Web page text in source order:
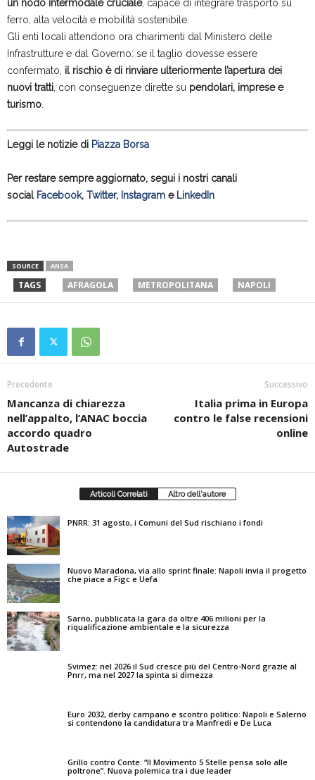
un nodo intermodale cruciale, capace di integrare trasporto su
ferro, alta velocità e mobilità sostenibile.
Gli enti locali attendono ora chiarimenti dal Ministero delle
Infrastrutture e dal Governo: se il taglio dovesse essere
confermato, il rischio è di rinviare ulteriormente l’apertura dei
nuovi tratti , con conseguenze dirette su pendolari, imprese e
turismo
Leggi le notizie di Piazza Borsa
Per restare sempre aggiornato, segui i nostri canali
social Facebook, Twitter, Instagram e LinkedIn
SOURCE ANSA
TAGS AFRAGOLA METROPOLITANA NAPOLI
Precedente
Mancanza di chiarezza
nell’appalto, l’ANAC boccia
accordo quadro
Autostrade
Successivo
Italia prima in Europa
contro le false recensioni
online
Articoli Correlati Altro dell'autore
PNRR: 31 agosto, i Comuni del Sud rischiano i fondi
Nuovo Maradona, via allo sprint finale: Napoli invia il progetto
che piace a Figc e Uefa
Sarno, pubblicata la gara da oltre 406 milioni per la
riqualificazione ambientale e la sicurezza
Svimez: nel 2026 il Sud cresce più del Centro-Nord grazie al
Pnrr, ma nel 2027 la spinta si dimezza
Euro 2032, derby campano e scontro politico: Napoli e Salerno
si contendono la candidatura tra Manfredi e De Luca
Grillo contro Conte: “Il Movimento 5 Stelle pensa solo alle
poltrone”. Nuova polemica tra i due leader